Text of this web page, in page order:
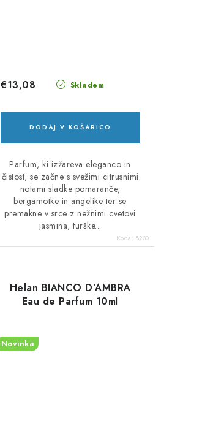
Skladem
€13,08
DODAJ V KOŠARICO
Parfum, ki izžareva eleganco in
čistost, se začne s svežimi citrusnimi
notami sladke pomaranče,
bergamotke in angelike ter se
premakne v srce z nežnimi cvetovi
jasmina, turške...
Koda: 8230
Helan BIANCO D’AMBRA
Eau de Parfum 10ml
Novinka